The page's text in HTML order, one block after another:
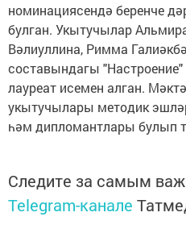
номинациясендә беренче
булган. Укытучылар
Вәлиуллина, Римма
составындагы
лауреат исемен алган.
укытучылары методик
һәм дипломантлары булып
Следите за самым
Telegram-канале